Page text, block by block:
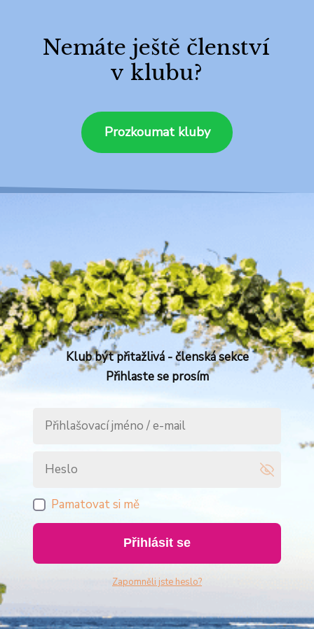
Nemáte ještě členství
v klubu?
Prozkoumat kluby
Klub být přitažlivá - členská sekce
Přihlaste se prosím
Pamatovat si mě
Přihlásit se
Zapomněli jste heslo?